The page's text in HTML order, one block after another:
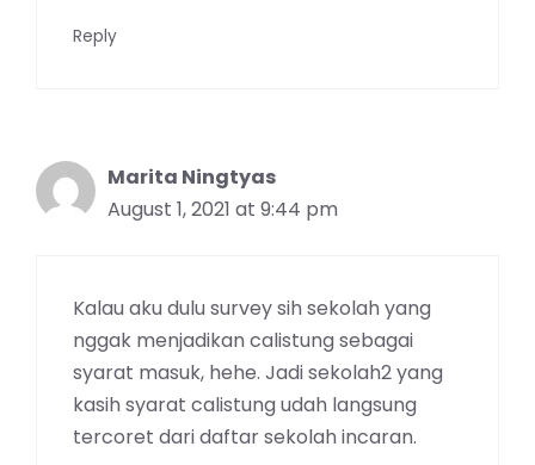
Reply
Marita Ningtyas
August 1, 2021 at 9:44 pm
Kalau aku dulu survey sih sekolah yang
nggak menjadikan calistung sebagai
syarat masuk, hehe. Jadi sekolah2 yang
kasih syarat calistung udah langsung
tercoret dari daftar sekolah incaran.